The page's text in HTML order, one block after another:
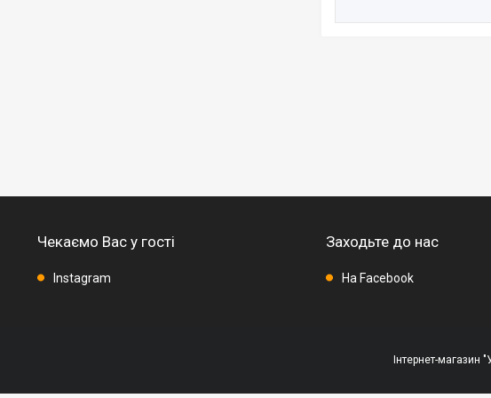
Чекаємо Вас у гості
Instagram
Заходьте до нас
На Facebook